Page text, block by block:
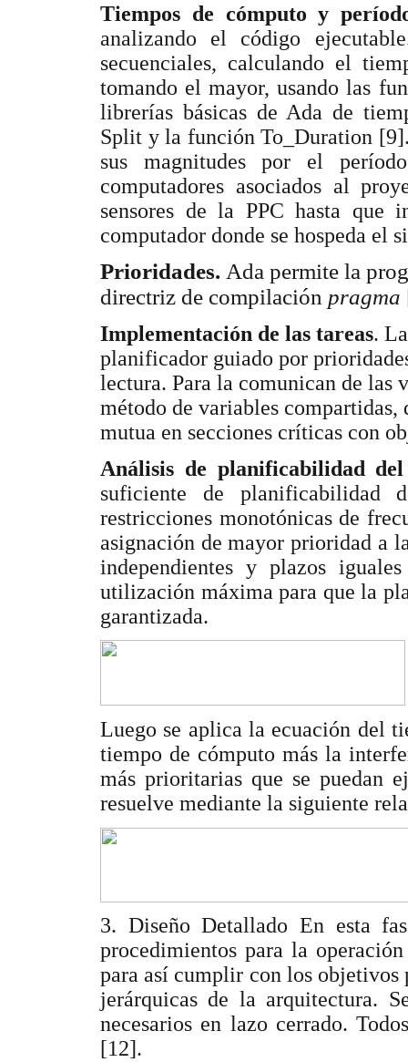
Tiempos de cómputo y
analizando el código
secuenciales, calculando el
tomando el mayor, usando las
librerías básicas de Ada de
Split y la función To_Duration
sus magnitudes por el
computadores asociados al
sensores de la PPC hasta que
computador donde se hospeda el
Prioridades. Ada permite la
directriz de compilación pragma
Implementación de las tareas.
planificador guiado por
lectura. Para la comunican de las
método de variables
mutua en secciones críticas con
Análisis de planificabilidad del
suficiente de
restricciones monotónicas de
asignación de mayor prioridad a
independientes y plazos
utilización máxima para que la
garantizada.
Luego se aplica la ecuación del
tiempo de cómputo más la
más prioritarias que se puedan
resuelve mediante la siguiente
3. Diseño Detallado En esta
procedimientos para la
para así cumplir con los objetivos
jerárquicas de la arquitectura.
necesarios en lazo cerrado.
[12].